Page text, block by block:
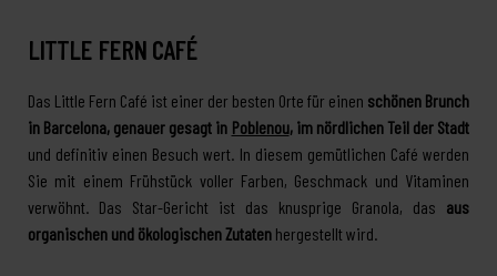
LITTLE FERN CAFÉ
Das Little Fern Café ist einer der besten Orte für einen schönen Brunch
in Barcelona, genauer gesagt in Poblenou, im nördlichen Teil der Stadt
und definitiv einen Besuch wert. In diesem gemütlichen Café werden
Sie mit einem Frühstück voller Farben, Geschmack und Vitaminen
verwöhnt. Das Star-Gericht ist das knusprige Granola, das aus
organischen und ökologischen Zutaten hergestellt wird.